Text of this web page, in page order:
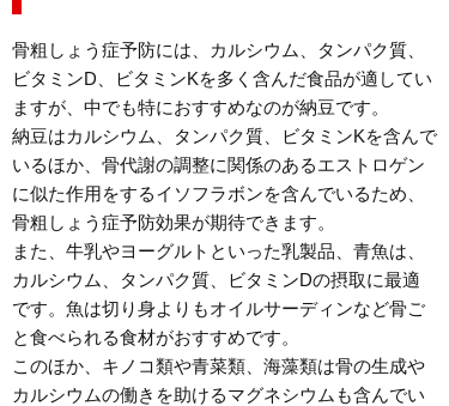
骨粗しょう症予防には、カルシウム、タンパク質、
ビタミンD、ビタミンKを多く含んだ食品が適してい
ますが、中でも特におすすめなのが納豆です。
納豆はカルシウム、タンパク質、ビタミンKを含んで
いるほか、骨代謝の調整に関係のあるエストロゲン
に似た作用をするイソフラボンを含んでいるため、
骨粗しょう症予防効果が期待できます。
また、牛乳やヨーグルトといった乳製品、青魚は、
カルシウム、タンパク質、ビタミンDの摂取に最適
です。魚は切り身よりもオイルサーディンなど骨ご
と食べられる食材がおすすめです。
このほか、キノコ類や青菜類、海藻類は骨の生成や
カルシウムの働きを助けるマグネシウムも含んでい